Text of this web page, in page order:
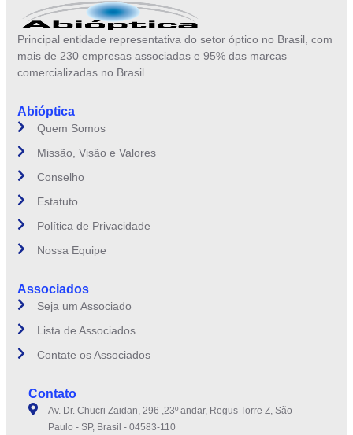
Principal entidade representativa do setor óptico no Brasil, com
mais de 230 empresas associadas e 95% das marcas
comercializadas no Brasil
Abióptica
Quem Somos
Missão, Visão e Valores
Conselho
Estatuto
Política de Privacidade
Nossa Equipe
Associados
Seja um Associado
Lista de Associados
Contate os Associados
Contato
Av. Dr. Chucri Zaidan, 296 ,23º andar, Regus Torre Z, São
Paulo - SP, Brasil - 04583-110